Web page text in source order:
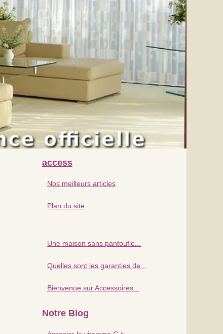
access
Nos meilleurs articles
Plan du site
Une maison sans pantoufle...
Quelles sont les garanties de...
Bienvenue sur Accessoires...
Notre Blog